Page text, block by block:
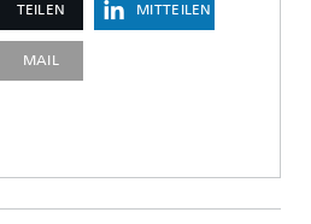
TEILEN MITTEILEN
MAIL